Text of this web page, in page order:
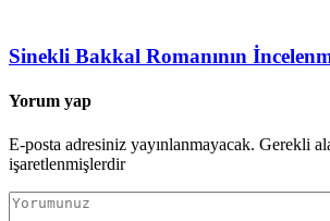
Sinekli Bakkal Romanının
Yorum yap
E-posta adresiniz yayınlanmayacak. Gerekli
işaretlenmişlerdir